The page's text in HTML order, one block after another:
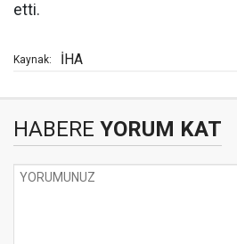
etti.
Kaynak: İHA
HABERE YORUM KAT